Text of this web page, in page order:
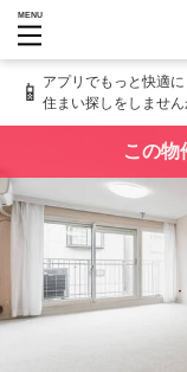
MENU
📱 アプリでもっと快適に
住まい探しをしません
この物